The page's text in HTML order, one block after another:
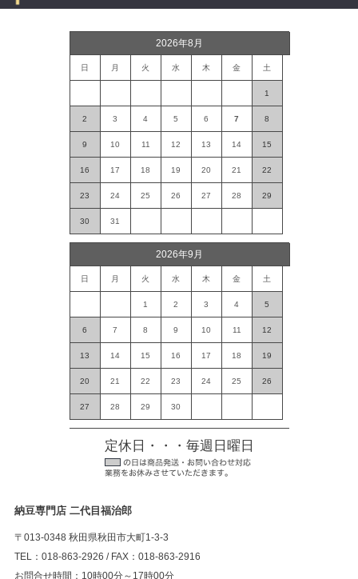
2026年8月
日 月 火 水 木 金 土
1
2 3 4 5 6 7 8
9 10 11 12 13 14 15
16 17 18 19 20 21 22
23 24 25 26 27 28 29
30 31
2026年9月
日 月 火 水 木 金 土
1 2 3 4 5
6 7 8 9 10 11 12
13 14 15 16 17 18 19
20 21 22 23 24 25 26
27 28 29 30
定休日・・・毎週日曜日
納豆専門店 二代目福治郎
〒013-0348 秋田県秋田市大町1-3-3
TEL：018-863-2926 / FAX：018-863-2916
お問合せ時間：10時00分～17時00分